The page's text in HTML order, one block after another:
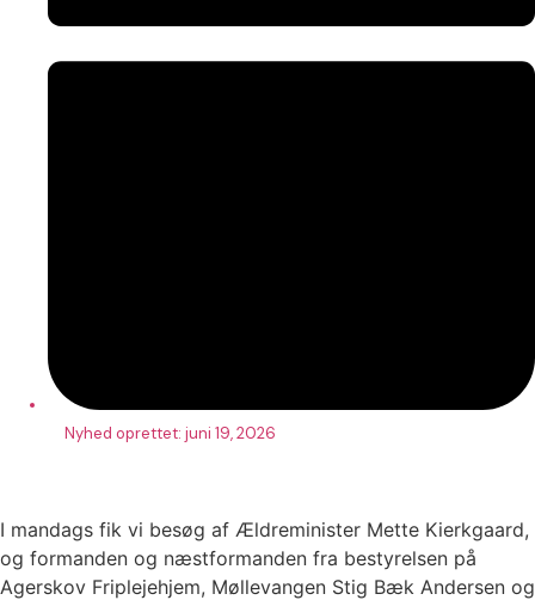
Nyhed oprettet: juni 19, 2026
I mandags fik vi besøg af Ældreminister Mette Kierkgaard,
og formanden og næstformanden fra bestyrelsen på
Agerskov Friplejehjem, Møllevangen Stig Bæk Andersen og